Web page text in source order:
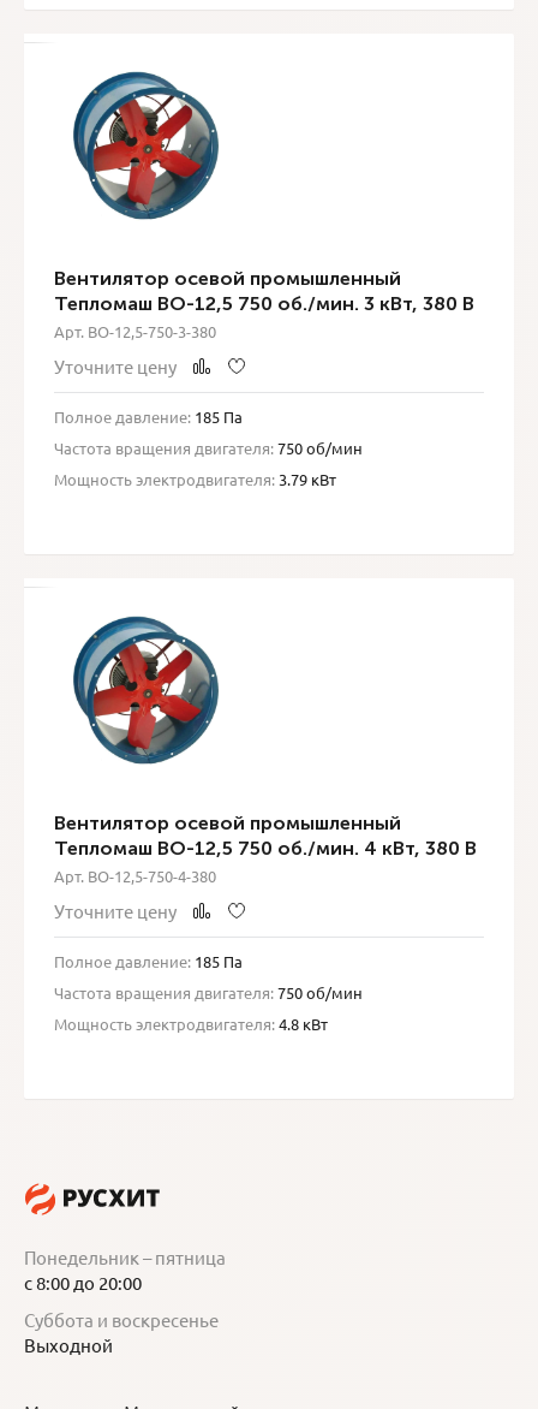
Вентилятор осевой промышленный
Тепломаш ВО-12,5 750 об./мин. 3 кВт, 380 В
Арт. ВО-12,5-750-3-380
Уточните цену
Полное давление: 185 Па
Частота вращения двигателя:750 об/мин
Мощность электродвигателя: 3.79 кВт
Вентилятор осевой промышленный
Тепломаш ВО-12,5 750 об./мин. 4 кВт, 380 В
Арт. ВО-12,5-750-4-380
Уточните цену
Полное давление: 185 Па
Частота вращения двигателя:750 об/мин
Мощность электродвигателя:4.8 кВт
Понедельник – пятница
с 8:00 до 20:00
Суббота и воскресенье
Выходной